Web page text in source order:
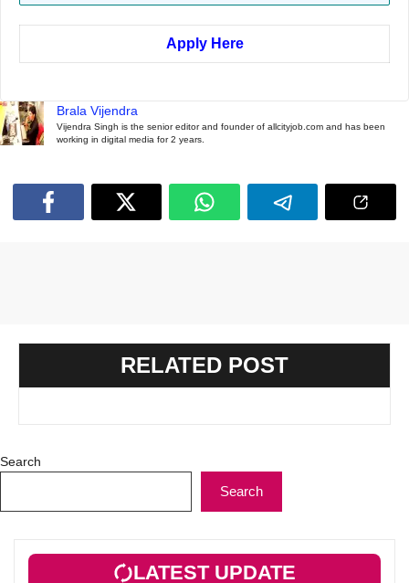
Apply Here
Brala Vijendra
Vijendra Singh is the senior editor and founder of allcityjob.com and has been
working in digital media for 2 years.
RELATED POST
Search
Search
LATEST UPDATE